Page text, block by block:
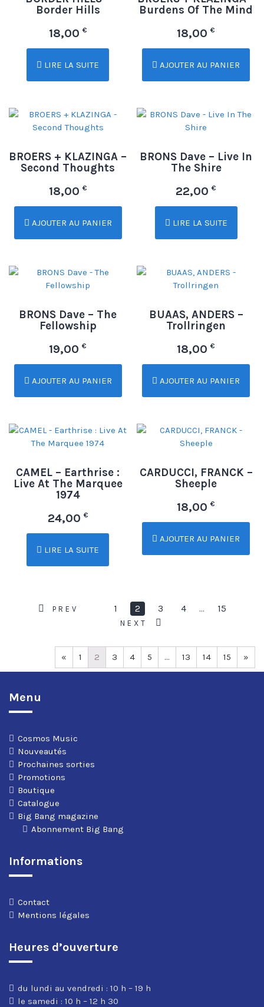
Border Hills
18,00 €
LIRE LA SUITE
Burdens Of The Mind
18,00€
AJOUTER AU PANIER
BROERS + KLAZINGA –
Second Thoughts
18,00 €
AJOUTER AU PANIER
BRONS Dave – Live In
The Shire
22,00€
LIRE LA SUITE
BRONS Dave – The
Fellowship
19,00€
AJOUTER AU PANIER
BUAAS, ANDERS –
Trollringen
18,00€
AJOUTER AU PANIER
CAMEL – Earthrise :
Live At The Marquee
1974
24,00 €
LIRE LA SUITE
CARDUCCI, FRANCK –
Sheeple
18,00€
AJOUTER AU PANIER
PREV 1 2 3 4 … 15
NEXT
« 1 2 3 4 5 … 13 14 15 »
Menu
Cosmos Music
Nouveautés
Prochaines sorties
Promotions
Boutique
Catalogue
Big Bang magazine
Abonnement Big Bang
Informations
Contact
Mentions légales
Heures d’ouverture
du lundi au vendredi : 10 h – 19 h
le samedi : 10 h – 12 h 30